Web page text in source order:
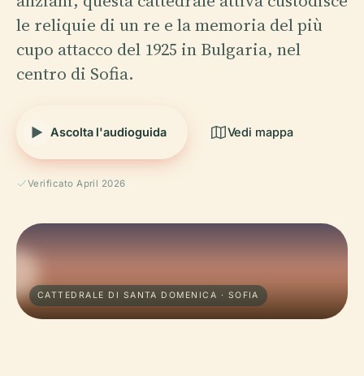
le reliquie di un re e la memoria del più
cupo attacco del 1925 in Bulgaria, nel
centro di Sofia.
Ascolta l'audioguida Vedi mappa
Verificato April 2026
CATTEDRALE DI SANTA DOMENICA · SOFIA